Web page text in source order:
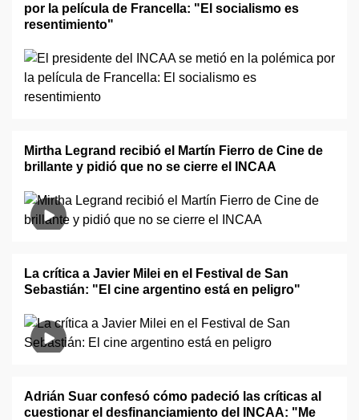
por la película de Francella: "El socialismo es
resentimiento"
Mirtha Legrand recibió el Martín Fierro de Cine de
brillante y pidió que no se cierre el INCAA
La crítica a Javier Milei en el Festival de San
Sebastián: "El cine argentino está en peligro"
Adrián Suar confesó cómo padeció las críticas al
cuestionar el desfinanciamiento del INCAA: "Me